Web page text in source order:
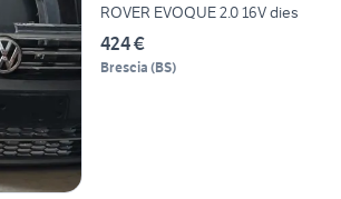
ROVER EVOQUE 2.0 16V dies
424 €
Brescia (BS)